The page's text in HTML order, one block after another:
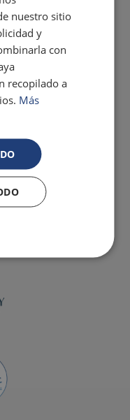
nuestro sitio
y
con
recopilado a
Más